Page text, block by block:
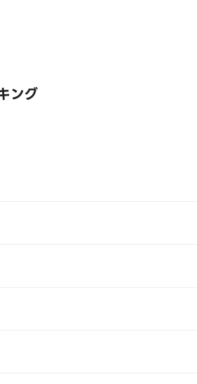
ング